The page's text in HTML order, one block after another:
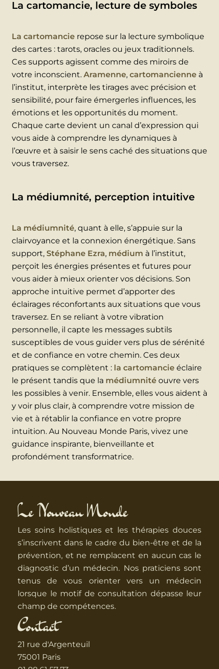
La cartomancie, lecture de symboles
La cartomancie repose sur la lecture symbolique
des cartes : tarots, oracles ou jeux traditionnels.
Ces supports agissent comme des miroirs de
votre inconscient. Aramenne, cartomancienne à
l’institut, interprète les tirages avec précision et
sensibilité, pour faire émergerles influences, les
émotions et les opportunités du moment.
Chaque carte devient un canal d’expression qui
vous aide à comprendre les dynamiques à
l’œuvre et à saisir le sens caché des situations que
vous traversez.
La médiumnité, perception intuitive
La médiumnité, quant à elle, s’appuie sur la
clairvoyance et la connexion énergétique. Sans
support, Stéphane Ezra, médium à l’institut,
perçoit les énergies présentes et futures pour
vous aider à mieux orienter vos décisions. Son
approche intuitive permet d’apporter des
éclairages réconfortants aux situations que vous
traversez. En se reliant à votre vibration
personnelle, il capte les messages subtils
susceptibles de vous guider vers plus de sérénité
et de confiance en votre chemin. Ces deux
pratiques se complètent : la cartomancie éclaire
le présent tandis que la médiumnité ouvre vers
les possibles à venir. Ensemble, elles vous aident à
y voir plus clair, à comprendre votre mission de
vie et à rétablir la confiance en votre propre
intuition. Au Nouveau Monde Paris, vivez une
guidance inspirante, bienveillante et
profondément transformatrice.
Le Nouveau Monde
Les soins holistiques et les thérapies douces
s’inscrivent dans le cadre du bien-être et de la
prévention, et ne remplacent en aucun cas le
diagnostic d’un médecin. Nos praticiens sont
tenus de vous orienter vers un médecin
lorsque le motif de consultation dépasse leur
champ de compétences.
Contact
21 rue d'Argenteuil
75001 Paris